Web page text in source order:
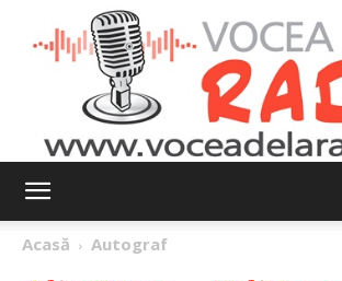
Acasă Autograf